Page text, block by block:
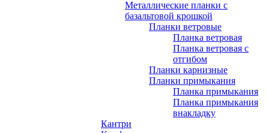
Металлические планки с
базальтовой крошкой
Планки ветровые
Планка ветровая
Планка ветровая с
отгибом
Планки карнизные
Планки примыкания
Планка примыкания
Планка примыкания
внакладку
Кантри